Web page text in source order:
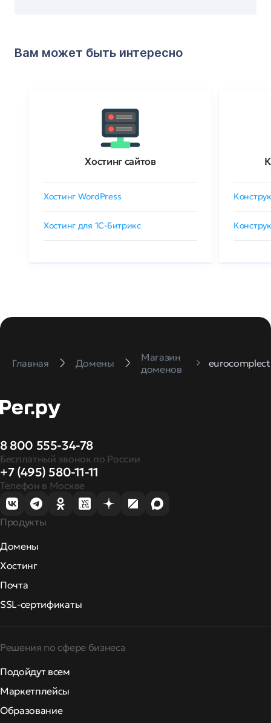
Вам может быть интересно
Хостинг сайтов
Хостинг WordPress
Хостинг для 1C-Битрикс
Главная Домены
Магазин
доменов
8 800 555-34-78
Бесплатный звонок по России
+7 (495) 580-11-11
Телефон в Москве
Продукты
Домены
Хостинг
Почта
SSL-сертификаты
Решения по сфере бизнеса
Подойдут всем
Маркетплейсы
Образование